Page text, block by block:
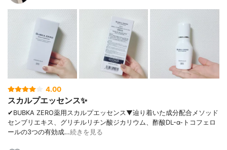
4.00
スカルプエッセンス✨
✔︎BUBKA ZERO薬用スカルプエッセンス▼辿り着いた成分配合メソッド
センブリエキス、グリチルリチン酸ジカリウム、酢酸DL-α-トコフェロ
ールの3つの有効成…続きを見る